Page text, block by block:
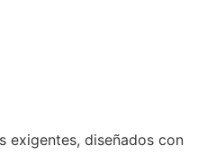
exigentes, diseñados con